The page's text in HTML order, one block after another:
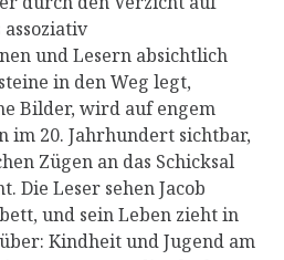
assoziativ
und Lesern absichtlich
in den Weg legt,
Bilder, wird auf engem
im 20. Jahrhundert sichtbar,
Zügen an das Schicksal
Die Leser sehen Jacob
und sein Leben zieht in
Kindheit und Jugend am